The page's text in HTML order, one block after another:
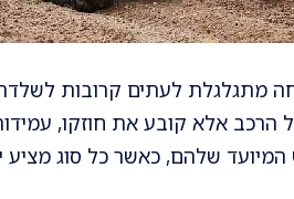
מתגלגלת לעתים קרובות
אלא קובע את חוזקו, עמידותו
שלהם, כאשר כל סוג מציע